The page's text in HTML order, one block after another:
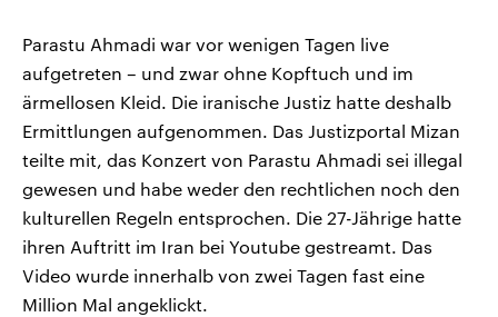
Parastu Ahmadi war vor wenigen Tagen live
aufgetreten – und zwar ohne Kopftuch und im
ärmellosen Kleid. Die iranische Justiz hatte deshalb
Ermittlungen aufgenommen. Das Justizportal Mizan
teilte mit, das Konzert von Parastu Ahmadi sei illegal
gewesen und habe weder den rechtlichen noch den
kulturellen Regeln entsprochen. Die 27-Jährige hatte
ihren Auftritt im Iran bei Youtube gestreamt. Das
Video wurde innerhalb von zwei Tagen fast eine
Million Mal angeklickt.